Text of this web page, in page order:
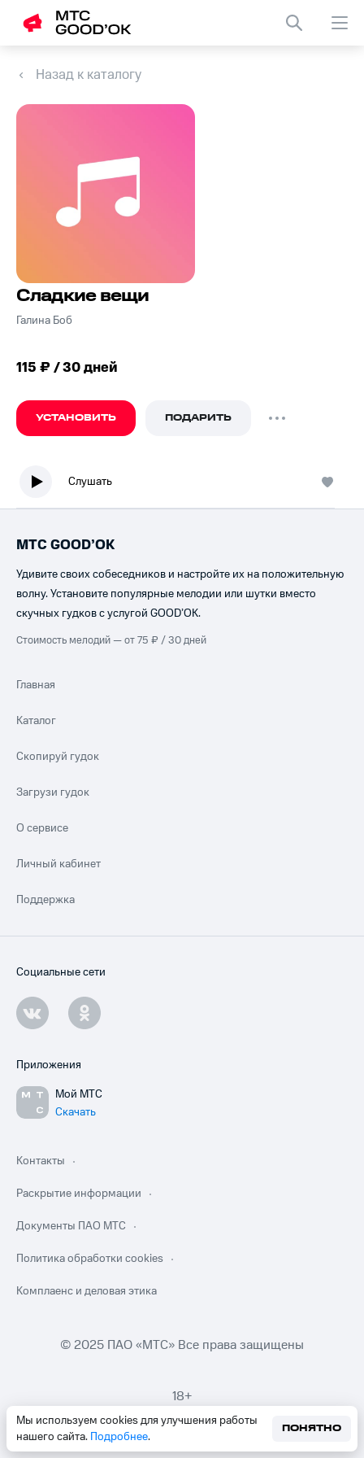
Назад к каталогу
Сладкие вещи
Галина Боб
115 ₽ / 30 дней
УСТАНОВИТЬ ПОДАРИТЬ
Слушать
Мы используем cookies для улучшения работы
нашего сайта. Подробнее.
ПОНЯТНО
МТС GOOD’OK
Удивите своих собеседников и настройте их на положительную
волну. Установите популярные мелодии или шутки вместо
скучных гудков с услугой GOOD’OK.
Стоимость мелодий — от 75 ₽ / 30 дней
Главная
Каталог
Скопируй гудок
Загрузи гудок
О сервисе
Личный кабинет
Поддержка
Социальные сети
Приложения
Мой МТС
Скачать
Контакты
Раскрытие информации
Документы ПАО МТС
Политика обработки cookies
Комплаенс и деловая этика
© 2025 ПАО «МТС» Все права защищены
18+